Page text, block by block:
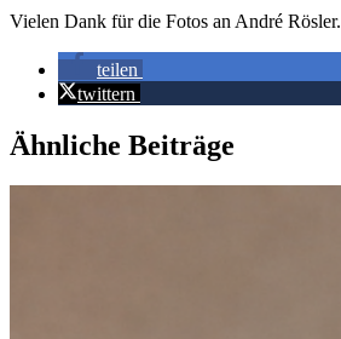
Vielen Dank für die Fotos an André Rösler.
teilen
twittern
Ähnliche Beiträge